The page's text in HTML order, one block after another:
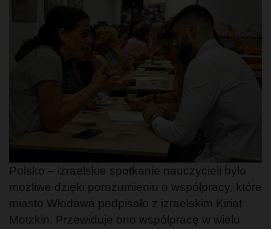
Polsko – izraelskie spotkanie nauczycieli było
możliwe dzięki porozumieniu o współpracy, które
miasto Włodawa podpisało z izraelskim Kiriat
Motzkin. Przewiduje ono współpracę w wielu